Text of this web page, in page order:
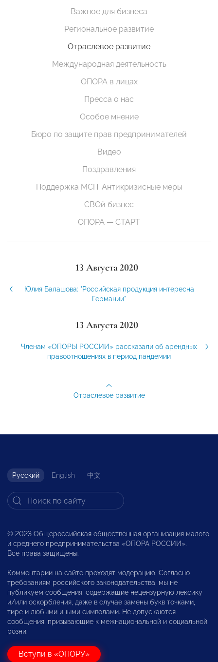
Важное для бизнеса
Региональное развитие
Отраслевое развитие
Международная деятельность
ОПОРА в лицах
Пресса о нас
Особое мнение
Бюро по защите прав предпринимателей
Видео
Поздравления
Поддержка МСП. Антикризисные меры
СВОй бизнес
ОПОРА — СТАРТ
13 Августа 2020
Юлия Балашова: "Российская продукция интересна
Германии"
13 Августа 2020
Членам «ОПОРЫ РОССИИ» рассказали об арендных
правоотношениях в период пандемии
Отраслевое развитие
Русский English 中文
© 2023 Общероссийская общественная организация малого
и среднего предпринимательства «ОПОРА РОССИИ».
Все права защищены.
Комментарии на сайте проходят модерацию. Согласно
требованиям российского законодательства, мы не
публикуем сообщения, содержащие нецензурную лексику
и/или оскорбления, даже в случае замены букв точками,
тире и любыми иными символами. Не допускаются
сообщения, призывающие к межнациональной и социальной
розни.
Вступи в «ОПОРУ»